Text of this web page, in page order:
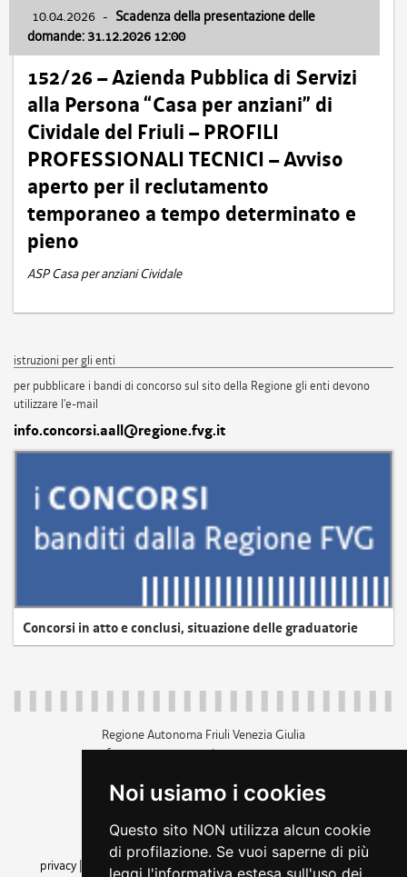
Noi usiamo i cookies
Questo sito NON utilizza alcun cookie
di profilazione. Se vuoi saperne di più
leggi l'informativa estesa sull'uso dei
10.04.2026 - Scadenza della presentazione delle
domande: 31.12.2026 12:00
152/26 – Azienda Pubblica di Servizi
alla Persona “Casa per anziani” di
Cividale del Friuli – PROFILI
PROFESSIONALI TECNICI – Avviso
aperto per il reclutamento
temporaneo a tempo determinato e
pieno
ASP Casa per anziani Cividale
istruzioni per gli enti
per pubblicare i bandi di concorso sul sito della Regione gli enti devono
utilizzare l'e-mail
info.concorsi.aall@regione.fvg.it
Concorsi in atto e conclusi, situazione delle graduatorie
Regione Autonoma Friuli Venezia Giulia
c.f. 80014930327; p.iva 00526040324
+39 040 3771111
amministrazione trasparente
privacy
cookie |note legali accessibilità
dichiarazione di